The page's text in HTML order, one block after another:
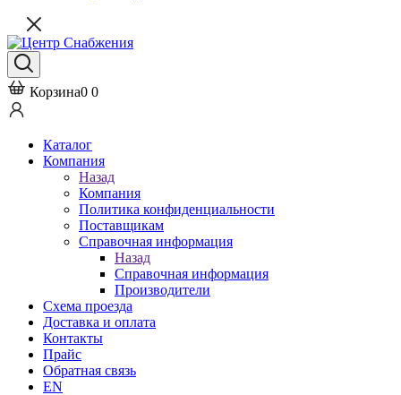
Корзина0 0
Каталог
Компания
Назад
Компания
Политика конфиденциальности
Поставщикам
Справочная информация
Назад
Справочная информация
Производители
Схема проезда
Доставка и оплата
Контакты
Прайс
Обратная связь
EN